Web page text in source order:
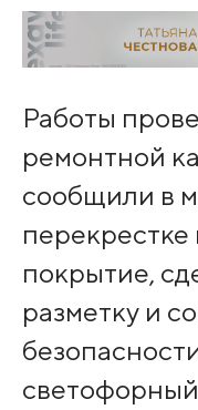
Работы
ремонтной
сообщили в
покрытие,
разметку и